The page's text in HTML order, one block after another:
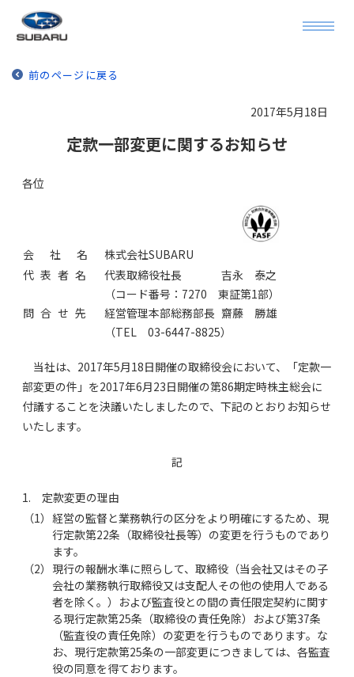
前のページに戻る
2017年5月18日
定款一部変更に関するお知らせ
各位
会社名 株式会社SUBARU
代表者名
代表取締役社長
吉永 泰之
（コード番号：7270 東証第1部）
問合せ先
経営管理本部総務部長 齋藤 勝雄
（TEL 03-6447-8825）
当社は、2017年5月18日開催の取締役会において、「定款一
部変更の件」を2017年6月23日開催の第86期定時株主総会に
付議することを決議いたしましたので、下記のとおりお知らせ
いたします。
記
1. 定款変更の理由
（1） 経営の監督と業務執行の区分をより明確にするため、現
行定款第22条（取締役社長等）の変更を行うものであり
ます。
（2） 現行の報酬水準に照らして、取締役（当会社又はその子
会社の業務執行取締役又は支配人その他の使用人である
者を除く。）および監査役との間の責任限定契約に関す
る現行定款第25条（取締役の責任免除）および第37条
（監査役の責任免除）の変更を行うものであります。な
お、現行定款第25条の一部変更につきましては、各監査
役の同意を得ております。